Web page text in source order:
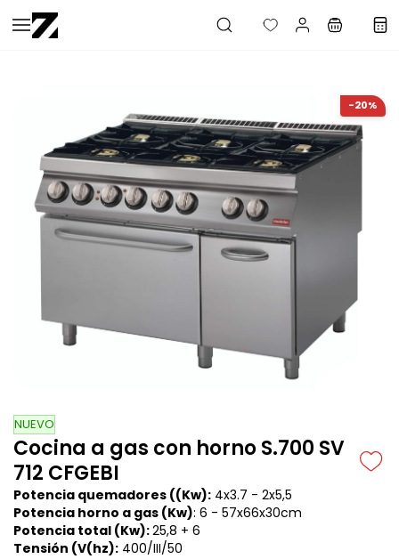
Saltar al
contenido
-20%
NUEVO
Cocina a gas con horno S.700 SV
712 CFGEBI
Potencia quemadores ((Kw): 4x3.7 - 2x5,5
Potencia horno a gas (Kw): 6 - 57x66x30cm
Potencia total (Kw):25,8 + 6
Tensión (V(hz): 400/III/50